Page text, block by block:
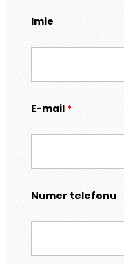
Imie
E-mail *
Numer telefonu